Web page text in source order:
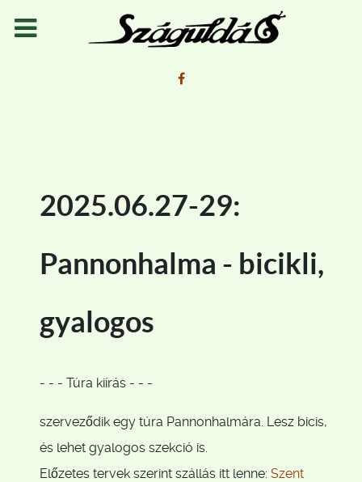
2025.06.27-29:
Pannonhalma - bicikli,
gyalogos
- - - Túra kiírás - - -
szerveződik egy túra Pannonhalmára. Lesz bicis,
és lehet gyalogos szekció is.
Előzetes tervek szerint szállás itt lenne: Szent